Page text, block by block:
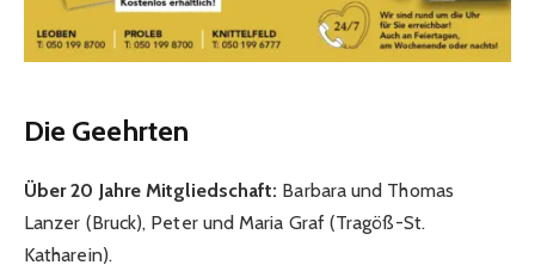
Die Geehrten
Über 20 Jahre Mitgliedschaft: Barbara und Thomas
Lanzer (Bruck), Peter und Maria Graf (Tragöß-St.
Katharein).